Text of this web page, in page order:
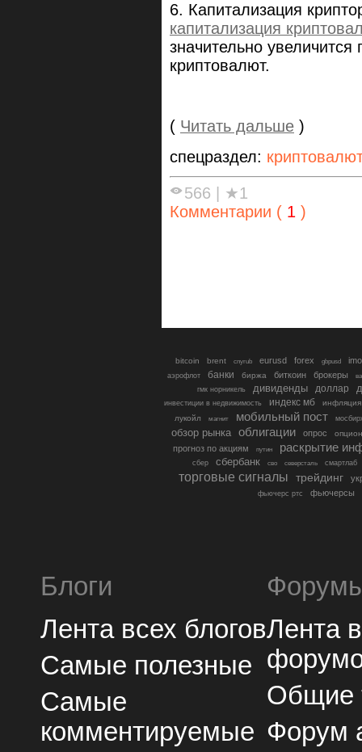
6. Капитализация
капитализация
значительно
криптовалют.
( Читать дальше )
спецраздел:
566
★1
Комментарии ( 1 )
bitcoin brent cnyrub eurusd forex gbpusd
аэрофлот банки биржа биткоин брокеры
гмк норникель
дивиденды доллар
инвестиции в недвижимость индекс мб
инфляция
лукойл
магнит мобильный пост
обзор рынка облигации опрос
прогноз по акциям путин раскрытие
сбер сбербанк сво северсталь смартлаб
торговые сигналы трейдинг
фьючерс ртс фьючерсы
Блоги
Лента всех блогов
Самые полезные
Самые
комментируемые
Лента
Общие
Форум